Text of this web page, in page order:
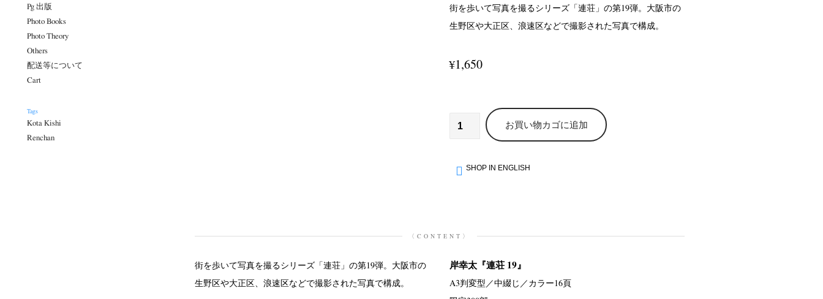
Pg 出版
Photo Books
Photo Theory
Others
配送等について
Cart
Tags
Kota Kishi
Renchan
街を歩いて写真を撮るシリーズ「連荘」の第19弾。大阪市の
生野区や大正区、浪速区などで撮影された写真で構成。
¥1,650
お買い物カゴに追加
SHOP IN ENGLISH
〈CONTENT〉
街を歩いて写真を撮るシリーズ「連荘」の第19弾。大阪市の
生野区や大正区、浪速区などで撮影された写真で構成。
岸幸太『連荘 19』
A3判変型／中綴じ／カラー16頁